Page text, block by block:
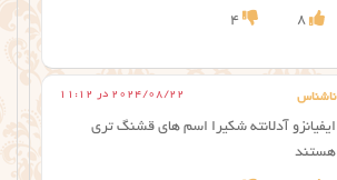
8
4
ناشناس 2024/08/22 در 11:12
ایفیانزو آدلانته شکیرا اسم های قشنگ تری
هستند